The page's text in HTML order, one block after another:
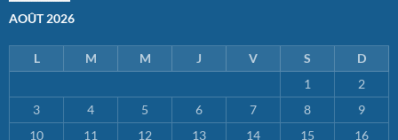
AOÛT 2026
L M M J V S
D
1
2
3
4 5 6 7 8
9
10
11 12 13 14 15 16